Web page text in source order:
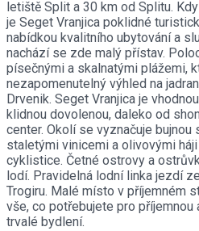
letiště Split a 30 km od Splitu.
je Seget Vranjica poklidné
nabídkou kvalitního ubytování a
nachází se zde malý přístav.
písečnými a skalnatými plážemi,
nezapomenutelný výhled na
Drvenik. Seget Vranjica je
klidnou dovolenou, daleko od
center. Okolí se vyznačuje
staletými vinicemi a olivovými
cyklistice. Četné ostrovy a
lodí. Pravidelná lodní linka jezdí
Trogiru. Malé místo v příjemném
vše, co potřebujete pro příjemnou
trvalé bydlení.